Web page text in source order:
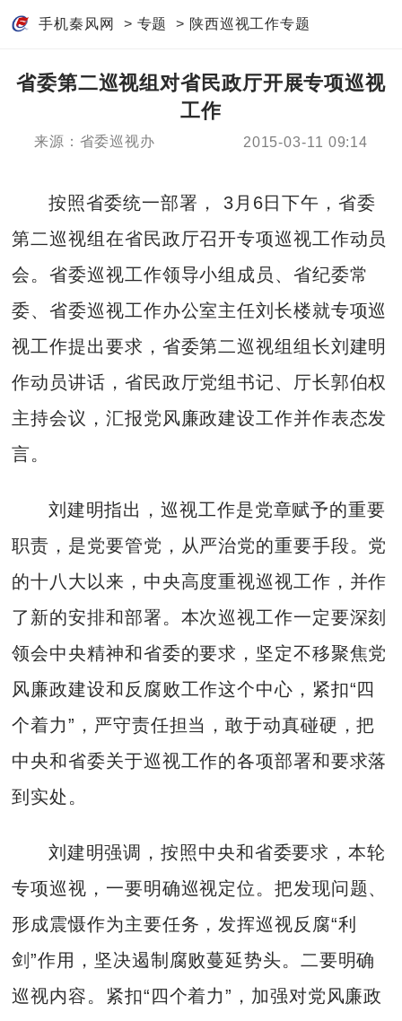
手机秦风网 > 专题 > 陕西巡视工作专题
省委第二巡视组对省民政厅开展专项巡视
工作
来源：省委巡视办 2015-03-11 09:14
按照省委统一部署， 3月6日下午，省委
第二巡视组在省民政厅召开专项巡视工作动员
会。省委巡视工作领导小组成员、省纪委常
委、省委巡视工作办公室主任刘长楼就专项巡
视工作提出要求，省委第二巡视组组长刘建明
作动员讲话，省民政厅党组书记、厅长郭伯权
主持会议，汇报党风廉政建设工作并作表态发
言。
刘建明指出，巡视工作是党章赋予的重要
职责，是党要管党，从严治党的重要手段。党
的十八大以来，中央高度重视巡视工作，并作
了新的安排和部署。本次巡视工作一定要深刻
领会中央精神和省委的要求，坚定不移聚焦党
风廉政建设和反腐败工作这个中心，紧扣“四
个着力”，严守责任担当，敢于动真碰硬，把
中央和省委关于巡视工作的各项部署和要求落
到实处。
刘建明强调，按照中央和省委要求，本轮
专项巡视，一要明确巡视定位。把发现问题、
形成震慑作为主要任务，发挥巡视反腐“利
剑”作用，坚决遏制腐败蔓延势头。二要明确
巡视内容。紧扣“四个着力”，加强对党风廉政